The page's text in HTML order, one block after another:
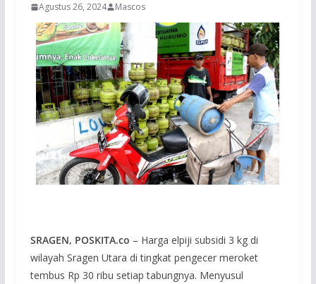
Agustus 26, 2024 Mascos
SRAGEN, POSKITA.co – Harga elpiji subsidi 3 kg di
wilayah Sragen Utara di tingkat pengecer meroket
tembus Rp 30 ribu setiap tabungnya. Menyusul